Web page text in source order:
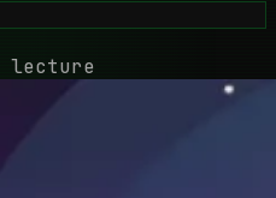
lecture